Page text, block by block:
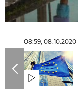
08:59, 08.10.2020